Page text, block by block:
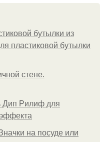
бутылки из
пластиковой бутылки
стене.
Дип Рилиф для
на посуде или